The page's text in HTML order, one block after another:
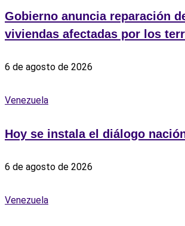
Gobierno anuncia reparación
viviendas afectadas por los
6 de agosto de 2026
Venezuela
Hoy se instala el diálogo
6 de agosto de 2026
Venezuela